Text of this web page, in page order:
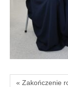
« Zakończenie